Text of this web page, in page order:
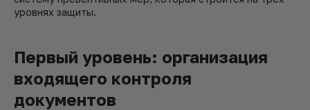
уровнях защиты.
Первый уровень: организация
входящего контроля
документов